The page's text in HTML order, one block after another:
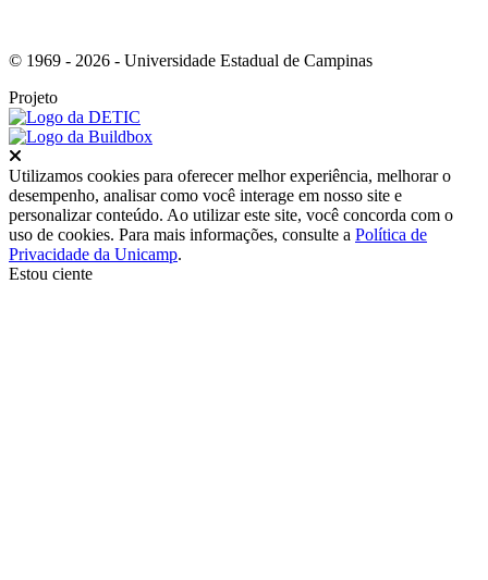
© 1969 - 2026 - Universidade Estadual de Campinas
Projeto
Utilizamos cookies para oferecer melhor experiência, melhorar o
desempenho, analisar como você interage em nosso site e
personalizar conteúdo. Ao utilizar este site, você concorda com o
uso de cookies. Para mais informações, consulte a Política de
Privacidade da Unicamp.
Estou ciente